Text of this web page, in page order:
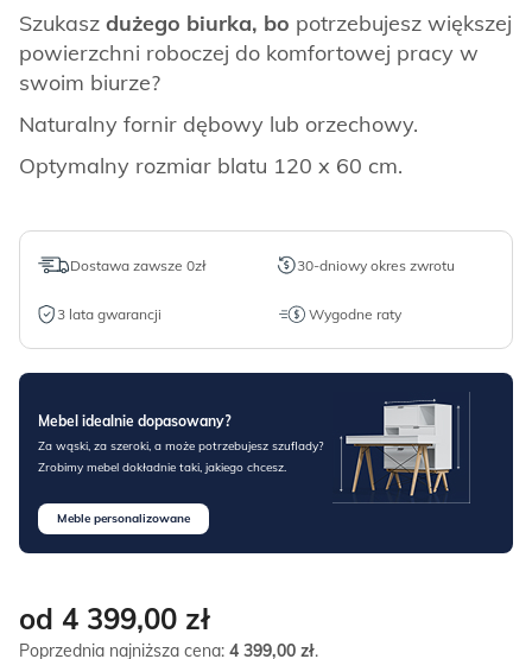
Szukasz dużego biurka, bo potrzebujesz większej
powierzchni roboczej do komfortowej pracy w
swoim biurze?
Naturalny fornir dębowy lub orzechowy.
Optymalny rozmiar blatu 120 x 60 cm.
Dostawa zawsze 0zł 30-dniowy okres zwrotu
3 lata gwarancji Wygodne raty
Mebel idealnie dopasowany?
Za wąski, za szeroki, a może potrzebujesz szuflady?
Zrobimy mebel dokładnie taki, jakiego chcesz.
Meble personalizowane
od 4 399,00 zł
Poprzednia najniższa cena: 4 399,00 zł.